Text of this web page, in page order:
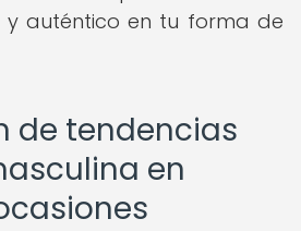
y auténtico en tu forma de
de tendencias
en